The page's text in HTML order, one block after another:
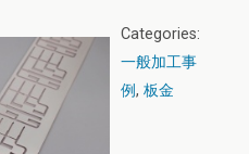
Categories:
一般加工事
例, 板金